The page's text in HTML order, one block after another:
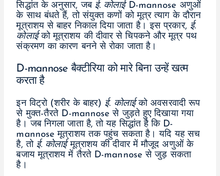
सिद्धांत के अनुसार, जब ई. कोलाईD-mannose अणुओं
के साथ बंधते हैं, तो संयुक्त कणों को मूत्र त्याग के दौरान
मूत्राशय से बाहर निकाल दिया जाता है। इस प्रकार, ई.
कोलाईको मूत्राशय की दीवार से चिपकने और मूत्र पथ
संक्रमण का कारण बनने से रोका जाता है।
D-mannose बैक्टीरिया को मारे बिना उन्हें खत्म
करता है
इन विट्रो (शरीर के बाहर) ई. कोलाईको अवसरवादी रूप
से मुक्त-तैरते D-mannose से जुड़ते हुए दिखाया गया
है। जब निगला जाता है, तो यह सिद्धांत है कि D-
mannose मूत्राशय तक पहुंच सकता है। यदि यह सच
है, तो ई. कोलाईमूत्राशय की दीवार में मौजूद अणुओं के
बजाय मूत्राशय में तैरते D-mannose से जुड़ सकता
है।